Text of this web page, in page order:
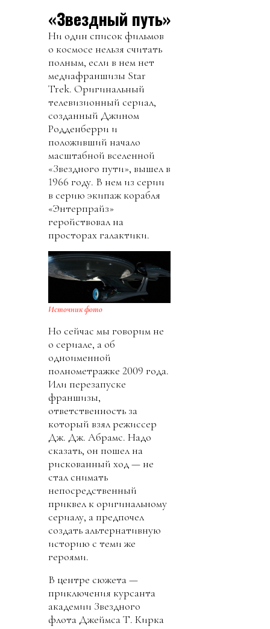
«Звездный путь»
Ни один список фильмов
о космосе нельзя считать
полным, если в нем нет
медиафраншизы Star
Trek. Оригинальный
телевизионный сериал,
созданный Джином
Родденберри и
положивший начало
масштабной вселенной
«Звездного пути», вышел в
1966 году. В нем из серии
в серию экипаж корабля
«Энтерпрайз»
геройствовал на
просторах галактики.
Источник фото
Но сейчас мы говорим не
о сериале, а об
одноименной
полнометражке 2009 года.
Или перезапуске
франшизы,
ответственность за
который взял режиссер
Дж. Дж. Абрамс. Надо
сказать, он пошел на
рискованный ход — не
стал снимать
непосредственный
приквел к оригинальному
сериалу, а предпочел
создать альтернативную
историю с теми же
героями.
В центре сюжета —
приключения курсанта
академии Звездного
флота Джеймса Т. Кирка